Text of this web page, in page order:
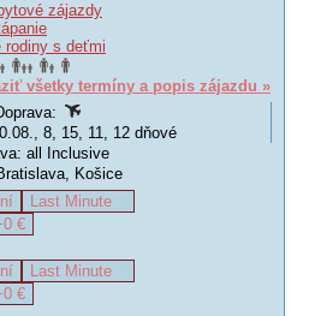
zájazdy
rodiny s deťmi
všetky termíny a popis zájazdu »
8, 15, 11, 12 dňové
all Inclusive
Košice
Last Minute
€
Last Minute
€